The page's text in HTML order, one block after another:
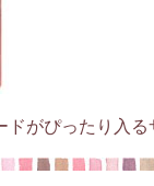
ドがぴったり入る